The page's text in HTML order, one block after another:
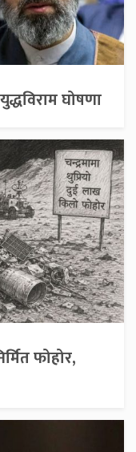
घोषणा
फोहोर,